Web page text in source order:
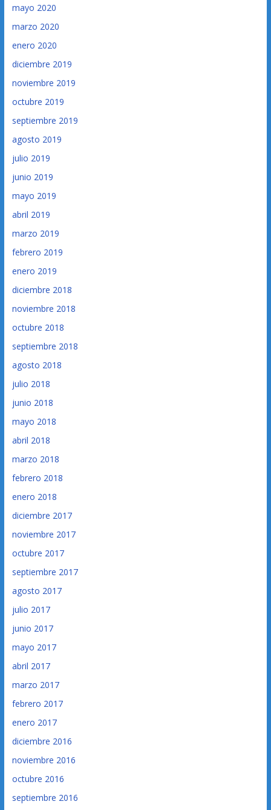
mayo 2020
marzo 2020
enero 2020
diciembre 2019
noviembre 2019
octubre 2019
septiembre 2019
agosto 2019
julio 2019
junio 2019
mayo 2019
abril 2019
marzo 2019
febrero 2019
enero 2019
diciembre 2018
noviembre 2018
octubre 2018
septiembre 2018
agosto 2018
julio 2018
junio 2018
mayo 2018
abril 2018
marzo 2018
febrero 2018
enero 2018
diciembre 2017
noviembre 2017
octubre 2017
septiembre 2017
agosto 2017
julio 2017
junio 2017
mayo 2017
abril 2017
marzo 2017
febrero 2017
enero 2017
diciembre 2016
noviembre 2016
octubre 2016
septiembre 2016